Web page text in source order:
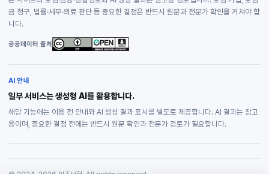
금 청구, 법률·세무·의료 판단 등 중요한 결정은 반드시 원문과 전문가 확인을 거쳐야 합
니다.
공공데이터 출처
AI 안내
일부 서비스는 생성형 AI를 활용합니다.
해당 기능에는 이용 전 안내와 AI 생성 결과 표시를 별도로 제공합니다. AI 결과는 참고
용이며, 중요한 결정 전에는 반드시 원문 확인과 전문가 검토가 필요합니다.